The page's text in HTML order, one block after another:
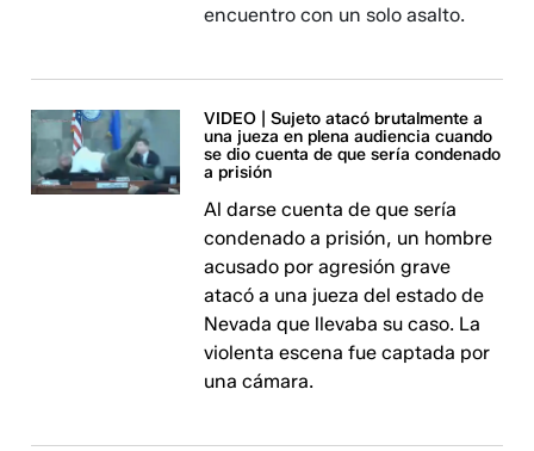
encuentro con un solo asalto.
VIDEO | Sujeto atacó brutalmente a
una jueza en plena audiencia cuando
se dio cuenta de que sería condenado
a prisión
Al darse cuenta de que sería
condenado a prisión, un hombre
acusado por agresión grave
atacó a una jueza del estado de
Nevada que llevaba su caso. La
violenta escena fue captada por
una cámara.